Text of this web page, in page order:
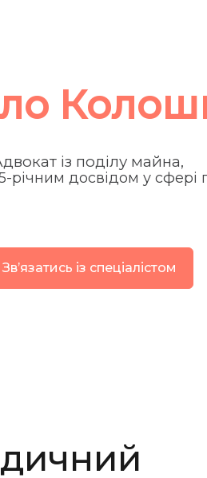
із поділу майна,
річним досвідом у сфері
Звʼязатись із спеціалістом